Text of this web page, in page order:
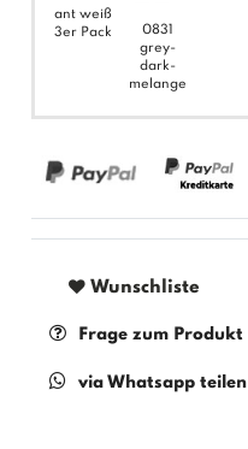
ant weiß
3er Pack
0831
grey-
dark-
melange
Wunschliste
Frage zum Produkt
via Whatsapp teilen